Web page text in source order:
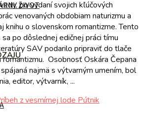
ŽIVOT
po vydaní svojich kľúčových
venovaných obdobiam naturizmu a
knihu o slovenskom romantizme. Tento
po dôslednej edičnej práci tímu
SAV podarilo pripraviť do tlače
romantizmu. Osobnosť Oskára Čepana
najmä s výtvarným umením, bol
editor, výtvarník, ...